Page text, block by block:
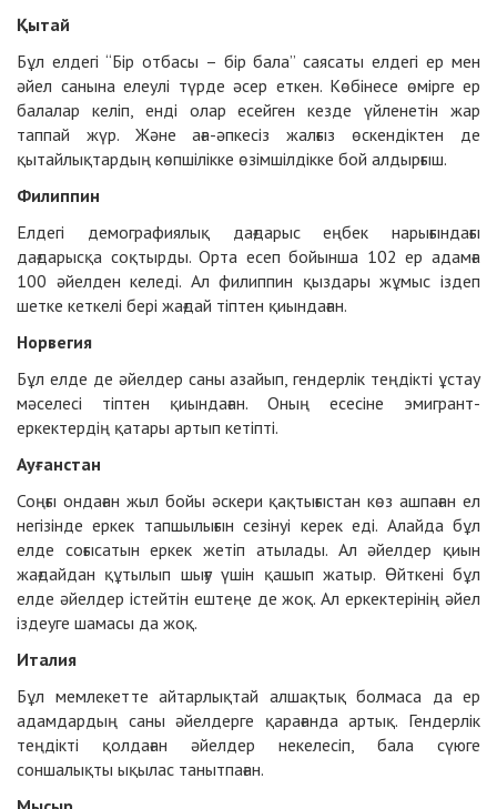
Қытай
Бұл елдегі “Бір отбасы – бір бала” саясаты елдегі ер мен
әйел санына елеулі түрде әсер еткен. Көбінесе өмірге ер
балалар келіп, енді олар есейген кезде үйленетін жар
таппай жүр. Және аға-әпкесіз жалғыз өскендіктен де
қытайлықтардың көпшілікке өзімшілдікке бой алдырғыш.
Филиппин
Елдегі демографиялық дағдарыс еңбек нарығындағы
дағдарысқа соқтырды. Орта есеп бойынша 102 ер адамға
100 әйелден келеді. Ал филиппин қыздары жұмыс іздеп
шетке кеткелі бері жағдай тіптен қиындаған.
Норвегия
Бұл елде де әйелдер саны азайып, гендерлік теңдікті ұстау
мәселесі тіптен қиындаған. Оның есесіне эмигрант-
еркектердің қатары артып кетіпті.
Ауғанстан
Соңғы ондаған жыл бойы әскери қақтығыстан көз ашпаған ел
негізінде еркек тапшылығын сезінуі керек еді. Алайда бұл
елде соғысатын еркек жетіп атылады. Ал әйелдер қиын
жағдайдан құтылып шығу үшін қашып жатыр. Өйткені бұл
елде әйелдер істейтін ештеңе де жоқ. Ал еркектерінің әйел
іздеуге шамасы да жоқ.
Италия
Бұл мемлекетте айтарлықтай алшақтық болмаса да ер
адамдардың саны әйелдерге қарағанда артық. Гендерлік
теңдікті қолдаған әйелдер некелесіп, бала сүюге
соншалықты ықылас танытпаған.